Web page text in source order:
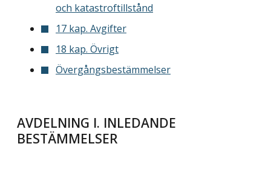
och katastroftillstånd
17 kap. Avgifter
18 kap. Övrigt
Övergångsbestämmelser
AVDELNING I. INLEDANDE
BESTÄMMELSER